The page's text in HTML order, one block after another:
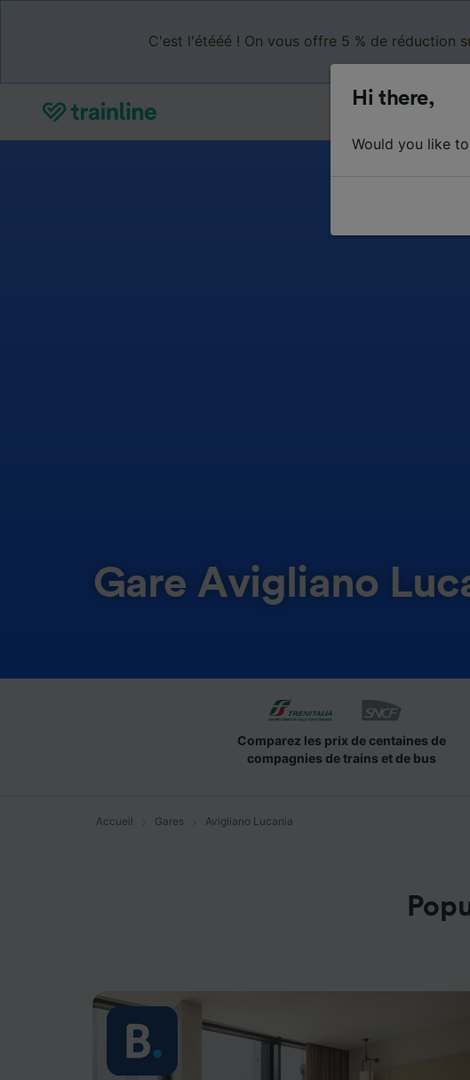
C'est l'étééé ! On vous offre 5 % de réduction
Gare Avigliano
Comparez les prix de centaines de
compagnies de trains et de bus
Accueil Gares Avigliano Lucania
Hi there,
Would you like